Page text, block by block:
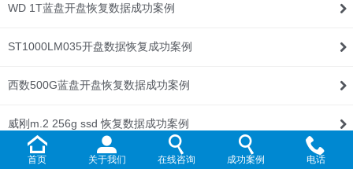
WD 1T蓝盘开盘恢复数据成功案例
ST1000LM035开盘数据恢复成功案例
西数500G蓝盘开盘恢复数据成功案例
威刚m.2 256g ssd 恢复数据成功案例
WD Elements 1T开盘恢复数据成功案例
首页 关于我们 在线咨询 成功案例 电话